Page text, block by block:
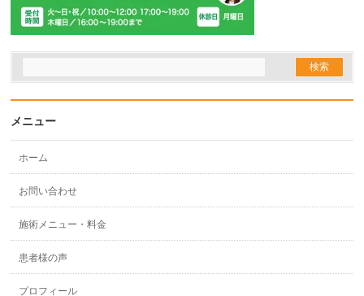
メニュー
ホーム
お問い合わせ
施術メニュー・料金
患者様の声
プロフィール